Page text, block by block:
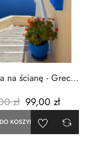
na ścianę - Grecja
zł 99,00 zł
KOSZYKA